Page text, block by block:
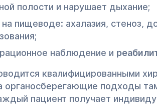
полости и нарушает дыхание;
пищеводе: ахалазия, стеноз,
наблюдение и
квалифицированными
органосберегающие подходы
пациент получает